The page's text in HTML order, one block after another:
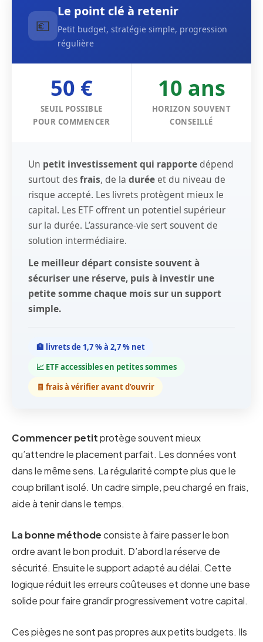
💶
Le point clé à retenir
Petit budget, stratégie simple, progression
régulière
50 €
SEUIL POSSIBLE
POUR COMMENCER
10 ans
HORIZON SOUVENT
CONSEILLÉ
Un petit investissement qui rapporte dépend
surtout desfrais, de la durée et du niveau de
risque accepté. Les livrets protègent mieux le
capital. Les ETF offrent un potentiel supérieur
sur la durée. L’assurance-vie sert souvent de
solution intermédiaire.
Le meilleur départ consiste souvent à
sécuriser une réserve, puis à investir une
petite somme chaque mois sur un support
simple.
🏦 livrets de 1,7 % à 2,7 % net
📈 ETF accessibles en petites sommes
🧾 frais à vérifier avant d’ouvrir
Commencer petitprotège souvent mieux
qu’attendre le placement parfait. Les données vont
dans le même sens. La régularité compte plus que le
coup brillant isolé. Un cadre simple, peu chargé en frais,
aide à tenir dans le temps.
La bonne méthodeconsiste à faire passer le bon
ordre avant le bon produit. D’abord la réserve de
sécurité. Ensuite le support adapté au délai. Cette
logique réduit les erreurs coûteuses et donne une base
solide pour faire grandir progressivement votre capital.
Ces pièges ne sont pas propres aux petits budgets. Ils